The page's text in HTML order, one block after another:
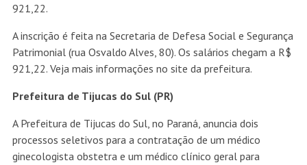
921,22.
A inscrição é feita na Secretaria de Defesa Social e Segurança
Patrimonial (rua Osvaldo Alves, 80). Os salários chegam a R$
921,22. Veja mais informações no site da prefeitura.
Prefeitura de Tijucas do Sul (PR)
A Prefeitura de Tijucas do Sul, no Paraná, anuncia dois
processos seletivos para a contratação de um médico
ginecologista obstetra e um médico clínico geral para